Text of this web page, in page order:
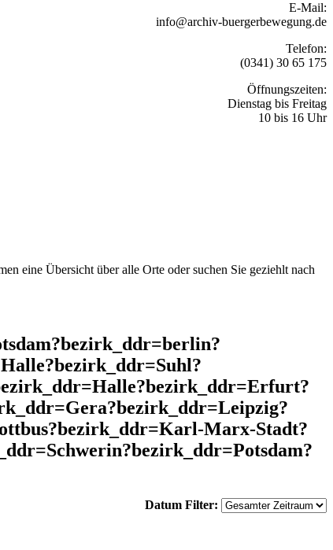
E-Mail:
info@archiv-buergerbewegung.de
Telefon:
(0341) 30 65 175
Öffnungszeiten:
Dienstag bis Freitag
10 bis 16 Uhr
eine Übersicht über alle Orte oder suchen Sie geziehlt nach
Marx-Stadt?
Datum Filter: